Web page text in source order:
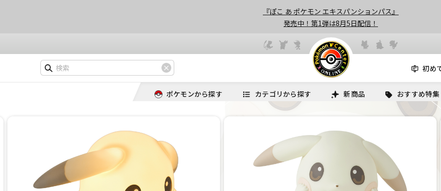
『ぽこ あ ポケモン エキスパンションパス』
発売中！第1弾は8月5日配信！
初め
ポケモンから探す カテゴリから探す 新商品 おすすめ特集